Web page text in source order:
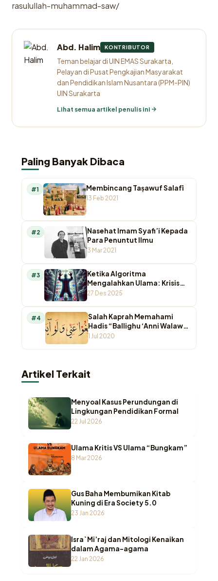
rasulullah-muhammad-saw/
Abd. Halim KONTRIBUTOR
Teman belajar di UIN EMAS Surakarta,
Pelayan di Pusat Pengkajian Masyarakat
dan Pendidikan Islam Nusantara (PPM-PIN)
UIN Surakarta
Lihat semua artikel penulis ini
Paling Banyak Dibaca
#1 Membincang Taṣawuf Salafī
13 Feb 2021
#2
Nasehat Imam Syafi’i Kepada
Para Penuntut Ilmu
3 Mar 2021
#3
Ketika Algoritma
Mengalahkan Ulama: Krisis
Otoritas Keagamaan di
27 Des 2025
#4
Salah Kaprah Memahami
Hadis “Ballighu ‘Anni Walaw
Ayah”
1 Jul 2020
Artikel Terkait
Menyoal Kasus Perundungan di
Lingkungan Pendidikan Formal
22 Jul 2026
Ulama Kritis VS Ulama “Bungkam”
8 Mar 2026
Gus Baha Membumikan Kitab
Kuning di Era Society 5.0
23 Jan 2026
Isra` Mi’raj dan Mitologi Kenaikan
dalam Agama-agama
22 Jan 2026